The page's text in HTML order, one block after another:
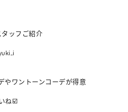
ッフご紹介
やワントーンコーデが得意
ね☑️